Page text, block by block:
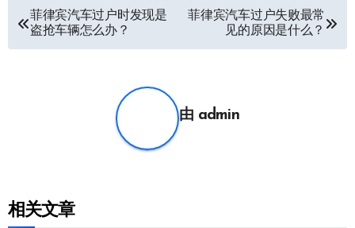
菲律宾汽车过户时发现是
盗抢车辆怎么办？
菲律宾汽车过户失败最常
见的原因是什么？
由 admin
相关文章